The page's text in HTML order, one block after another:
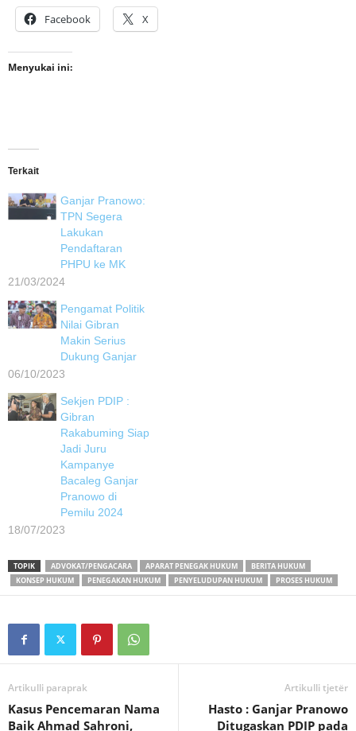
Facebook X
Menyukai ini:
Terkait
Ganjar Pranowo:
TPN Segera
Lakukan
Pendaftaran
PHPU ke MK
21/03/2024
Pengamat Politik
Nilai Gibran
Makin Serius
Dukung Ganjar
06/10/2023
Sekjen PDIP :
Gibran
Rakabuming Siap
Jadi Juru
Kampanye
Bacaleg Ganjar
Pranowo di
Pemilu 2024
18/07/2023
TOPIK ADVOKAT/PENGACARA APARAT PENEGAK HUKUM
BERITA HUKUM
KONSEP HUKUM
PENEGAKAN HUKUM PENYELUDUPAN HUKUM PROSES HUKUM
Artikulli paraprak
Kasus Pencemaran Nama
Baik Ahmad Sahroni,
Artikulli tjetër
Hasto : Ganjar Pranowo
Ditugaskan PDIP pada